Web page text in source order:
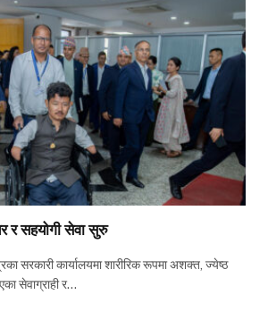
र सहयोगी सेवा सुरु
सरकारी कार्यालयमा शारीरिक रूपमा अशक्त, ज्येष्ठ
सेवाग्राही र…